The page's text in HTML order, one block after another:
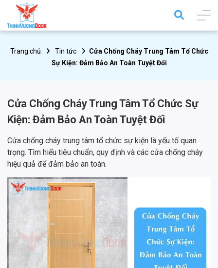
Trang chủ Tin tức
Cửa Chống Cháy Trung Tâm Tổ Chức
Sự Kiện: Đảm Bảo An Toàn Tuyệt Đối
Cửa Chống Cháy Trung Tâm Tổ Chức Sự
Kiện: Đảm Bảo An Toàn Tuyệt Đối
Cửa chống cháy trung tâm tổ chức sự kiện là yếu tố quan
trọng. Tìm hiểu tiêu chuẩn, quy định và các cửa chống cháy
hiệu quả để đảm bảo an toàn.